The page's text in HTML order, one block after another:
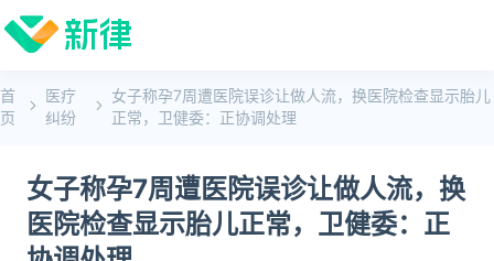
首
页
医疗
纠纷
女子称孕7周遭医院误诊让做人流，换医院检查显示胎儿
正常，卫健委：正协调处理
女子称孕7周遭医院误诊让做人流，换
医院检查显示胎儿正常，卫健委：正